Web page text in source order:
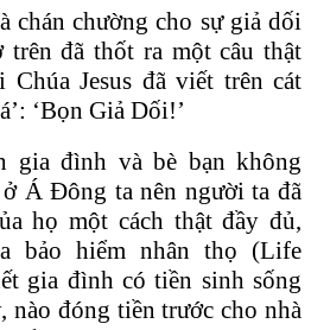
chán chường cho sự giả dối
đã thốt ra một câu thật
Jesus đã viết trên cát
‘Bọn Giả Dối!’
gia đình và bè bạn không
Á Đông ta nên người ta đã
họ một cách thật đầy đủ,
bảo hiểm nhân thọ (Life
gia đình có tiền sinh sống
nào đóng tiền trước cho nhà